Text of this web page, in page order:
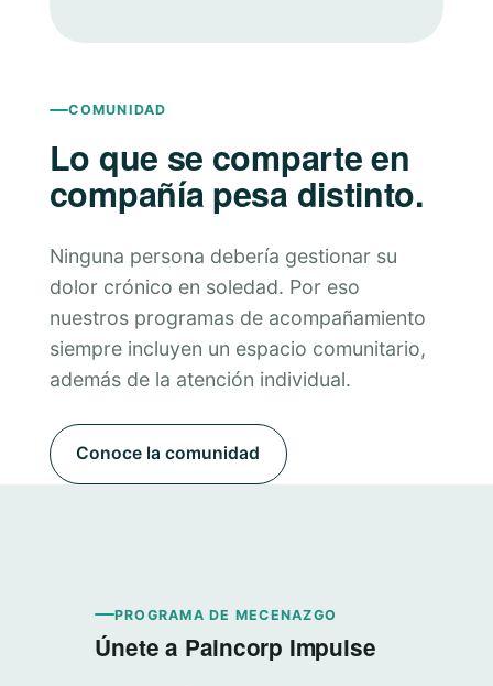
COMUNIDAD
Lo que se comparte en
compañía pesa distinto.
Ninguna persona debería gestionar su
dolor crónico en soledad. Por eso
nuestros programas de acompañamiento
siempre incluyen un espacio comunitario,
además de la atención individual.
Conoce la comunidad
PROGRAMA DE MECENAZGO
Únete a Paincorp Impulse